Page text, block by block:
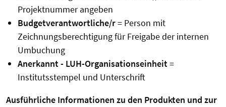
Projektnummer angeben
Budgetverantwortliche/r= Person mit
Zeichnungsberechtigung für Freigabe der internen
Umbuchung
Anerkannt - LUH-Organisationseinheit=
Institutsstempel und Unterschrift
Ausführliche Informationen zu den Produkten und zur